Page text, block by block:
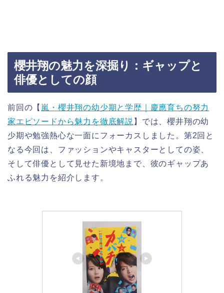
櫻井翔の魅力を深掘り：ギャップと
俳優としての顔
前回の【 嵐・櫻井翔の幼少期と学歴｜慶應育ちの努力
家エピソードから魅力を徹底解説 】では、櫻井翔の幼
少期や勉強熱心な一面にフォーカスしました。第2回と
なる今回は、ファッションやキャスターとしての姿、
そして俳優として見せた新境地まで、彼のギャップあ
ふれる魅力を紹介します。